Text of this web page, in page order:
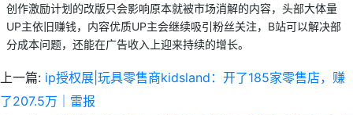
创作激励计划的改版只会影响原本就被市场消解的内容，头部大体量
UP主依旧赚钱，内容优质UP主会继续吸引粉丝关注，B站可以解决部
分成本问题，还能在广告收入上迎来持续的增长。
上一篇: ip授权展|玩具零售商kidsland：开了185家零售店，赚
了207.5万｜雷报